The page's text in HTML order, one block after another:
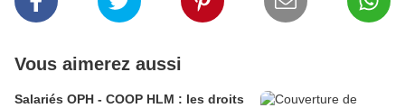
Vous aimerez aussi
Salariés OPH - COOP HLM : les droits